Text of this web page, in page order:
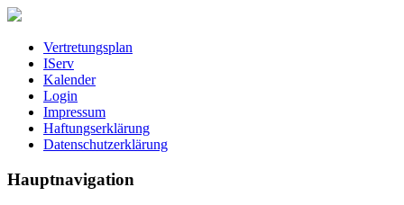
Vertretungsplan
IServ
Kalender
Login
Impressum
Haftungserklärung
Datenschutzerklärung
Hauptnavigation